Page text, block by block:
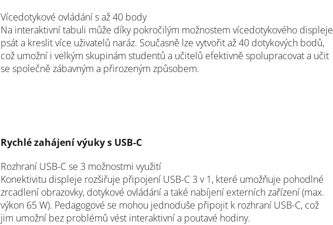
Vícedotykové ovládání s až 40 body
Na interaktivní tabuli může díky pokročilým možnostem vícedotykového displeje
psát a kreslit více uživatelů naráz. Současně lze vytvořit až 40 dotykových bodů,
což umožní i velkým skupinám studentů a učitelů efektivně spolupracovat a učit
se společně zábavným a přirozeným způsobem.
Rychlé zahájení výuky s USB-C
Rozhraní USB-C se 3 možnostmi využití
Konektivitu displeje rozšiřuje připojení USB-C 3 v 1, které umožňuje pohodlné
zrcadlení obrazovky, dotykové ovládání a také nabíjení externích zařízení (max.
výkon 65 W). Pedagogové se mohou jednoduše připojit k rozhraní USB-C, což
jim umožní bez problémů vést interaktivní a poutavé hodiny.